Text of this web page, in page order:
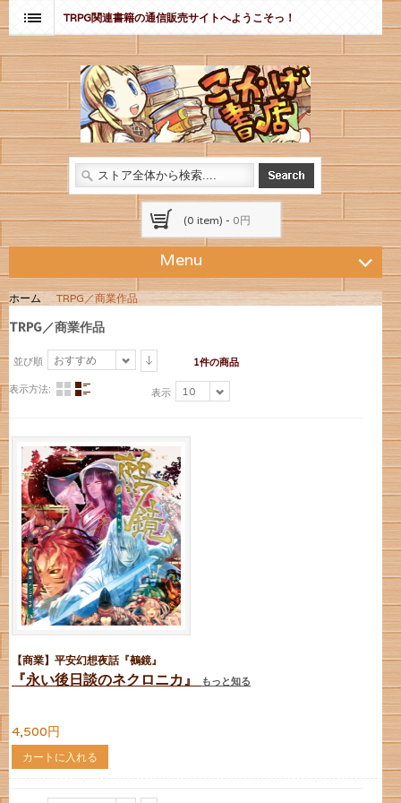
TRPG関連書籍の通信販売サイトへようこそっ！
(0 item) - 0円
Menu
ホーム TRPG／商業作品
TRPG／商業作品
並び順 おすすめ 1件の商品
表示方法: 表示 10
【商業】平安幻想夜話『鵺鏡』
『永い後日談のネクロニカ』 もっと知る
4,500円
カートに入れる